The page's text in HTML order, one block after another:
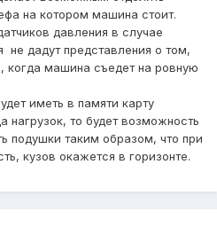
на котором машина стоит.
давления в случае
не дадут представления о том,
когда машина съедет на ровную
иметь в памяти карту
нагрузок, то будет возможность
подушки таким образом, что при
кузов окажется в горизонте.